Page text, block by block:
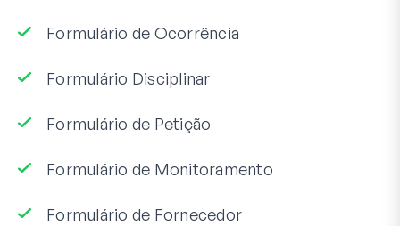
Formulário de Ocorrência
Formulário Disciplinar
Formulário de Petição
Formulário de Monitoramento
Formulário de Fornecedor